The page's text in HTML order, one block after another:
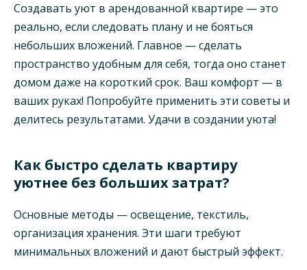
Создавать уют в арендованной квартире — это
реально, если следовать плану и не бояться
небольших вложений. Главное — сделать
пространство удобным для себя, тогда оно станет
домом даже на короткий срок. Ваш комфорт — в
ваших руках! Попробуйте применить эти советы и
делитесь результатами. Удачи в создании уюта!
Как быстро сделать квартиру
уютнее без больших затрат?
Основные методы — освещение, текстиль,
организация хранения. Эти шаги требуют
минимальных вложений и дают быстрый эффект.